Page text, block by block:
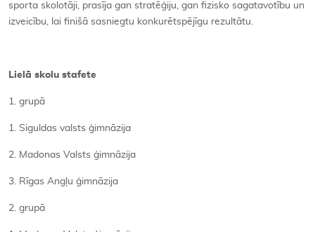
sporta skolotāji, prasīja gan stratēģiju, gan fizisko sagatavotību un
izveicību, lai finišā sasniegtu konkurētspējīgu rezultātu.
Lielā skolu stafete
1. grupā
1. Siguldas valsts ģimnāzija
2. Madonas Valsts ģimnāzija
3. Rīgas Angļu ģimnāzija
2. grupā